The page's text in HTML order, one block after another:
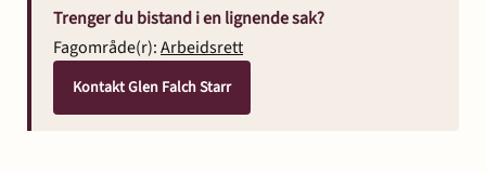
Trenger du bistand i en lignende sak?
Fagområde(r):Arbeidsrett
Kontakt Glen Falch Starr
anskaffelser
og
avgift